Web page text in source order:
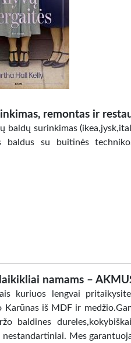
remontas ir
baldų surinkimas
baldus su buitinės
namams –
kuriuos lengvai
Karūnas iš MDF ir
baldines
Mes